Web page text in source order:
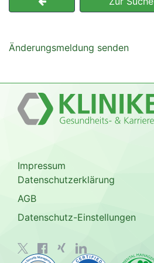
Änderungsmeldung senden
Impressum
Datenschutzerklärung
AGB
Datenschutz-Einstellungen